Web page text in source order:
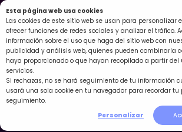
Esta página web usa cookies
Las cookies de este sitio web se usan para personalizar
ofrecer funciones de redes sociales y analizar el tráfico.
información sobre el uso que haga del sitio web con
publicidad y análisis web, quienes pueden combinarla
haya proporcionado o que hayan recopilado a partir del
servicios.
Si rechazas, no se hará seguimiento de tu información
usará una sola cookie en tu navegador para recordar tu
seguimiento.
Personalizar
Ir
al
contenido